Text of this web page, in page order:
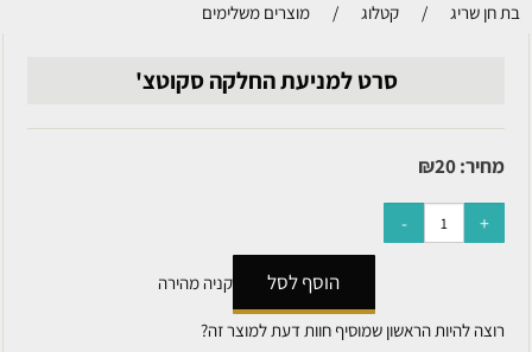
בת חן שריג / קטלוג / מוצרים משלימים
סרט למניעת החלקה סקוטצ'
מחיר: ₪20
הוסף לסל קניה מהירה
רוצה להיות הראשון שמוסיף חוות דעת למוצר זה?